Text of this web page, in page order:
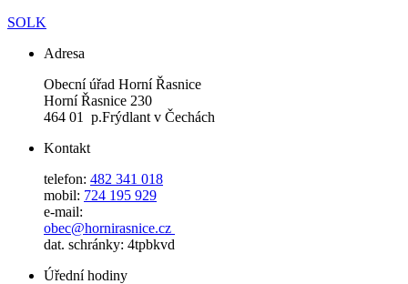
SOLK
Adresa
Obecní úřad Horní Řasnice
Horní Řasnice 230
464 01 p.Frýdlant v Čechách
Kontakt
telefon: 482 341 018
mobil: 724 195 929
e-mail:
obec@hornirasnice.cz
dat. schránky: 4tpbkvd
Úřední hodiny